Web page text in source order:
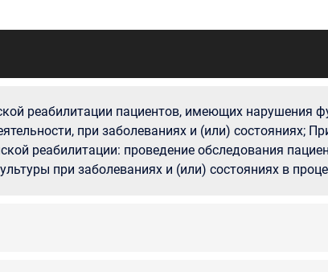
реабилитации пациентов, имеющих нарушения
при заболеваниях и (или) состояниях;
реабилитации: проведение обследования
при заболеваниях и (или) состояниях в